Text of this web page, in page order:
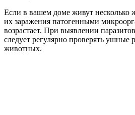
Если в вашем доме живут несколько
их заражения патогенными
возрастает. При выявлении
следует регулярно проверять ушные
животных.